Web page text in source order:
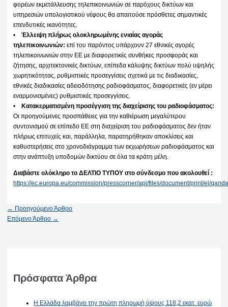
φορέων εκμετάλλευσης τηλεπικοινωνιών σε παρόχους δικτύων και
υπηρεσιών υπολογιστικού νέφους θα απαιτούσε πρόσθετες σημαντικές
επενδυτικές ικανότητες.
•Έλλειψη πλήρως ολοκληρωμένης ενιαίας αγοράς
τηλεπικοινωνιών: επί του παρόντος υπάρχουν 27 εθνικές αγορές
τηλεπικοινωνιών στην ΕΕ με διαφορετικές συνθήκες προσφοράς και
ζήτησης, αρχιτεκτονικές δικτύων, επίπεδα κάλυψης δικτύων πολύ υψηλής
χωρητικότητας, ρυθμιστικές προσεγγίσεις σχετικά με τις διαδικασίες,
εθνικές διαδικασίες αδειοδότησης ραδιοφάσματος, διαφορετικές (εν μέρει
εναρμονισμένες) ρυθμιστικές προσεγγίσεις.
•
Κατακερματισμένη προσέγγιση της διαχείρισης του ραδιοφάσματος:
Οι προηγούμενες προσπάθειες για την καθιέρωση μεγαλύτερου
συντονισμού σε επίπεδο ΕΕ στη διαχείριση του ραδιοφάσματος δεν ήταν
πλήρως επιτυχείς και, παράλληλα, παρατηρήθηκαν αποκλίσεις και
καθυστερήσεις στο χρονοδιάγραμμα των εκχωρήσεων ραδιοφάσματος και
στην ανάπτυξη υποδομών δικτύου σε όλα τα κράτη μέλη.
Διαβάστε ολόκληρο το ΔΕΛΤΙΟ ΤΥΠΟΥ στο σύνδεσμο που ακολουθεί :
https://ec.europa.eu/commission/presscorner/api/files/document/print/el/
← Προηγούμενο Άρθρο
Επόμενο Άρθρο →
Πρόσφατα Άρθρα
Η Ελλάδα λαμβάνει την πρώτη πληρωμή ύψους 118,2 εκατ. ευρώ